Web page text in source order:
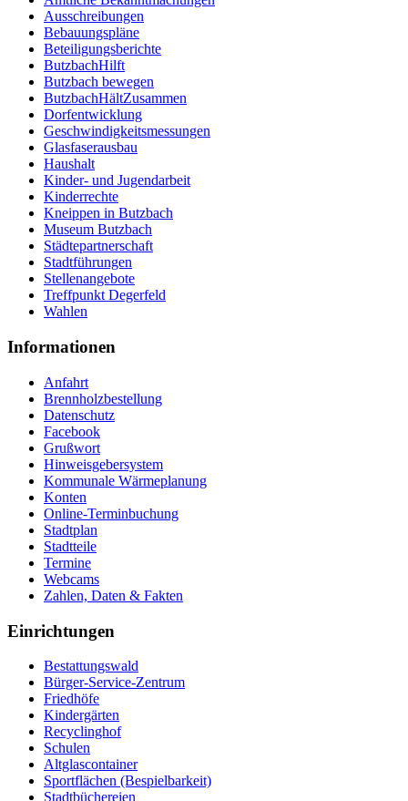
Ausschreibungen
Bebauungspläne
Beteiligungsberichte
ButzbachHilft
Butzbach bewegen
ButzbachHältZusammen
Dorfentwicklung
Geschwindigkeitsmessungen
Glasfaserausbau
Haushalt
Kinder- und Jugendarbeit
Kinderrechte
Kneippen in Butzbach
Museum Butzbach
Städtepartnerschaft
Stadtführungen
Stellenangebote
Treffpunkt Degerfeld
Wahlen
Informationen
Anfahrt
Brennholzbestellung
Datenschutz
Facebook
Grußwort
Hinweisgebersystem
Kommunale Wärmeplanung
Konten
Online-Terminbuchung
Stadtplan
Stadtteile
Termine
Webcams
Zahlen, Daten & Fakten
Einrichtungen
Bestattungswald
Bürger-Service-Zentrum
Friedhöfe
Kindergärten
Recyclinghof
Schulen
Altglascontainer
Sportflächen (Bespielbarkeit)
Stadtbüchereien